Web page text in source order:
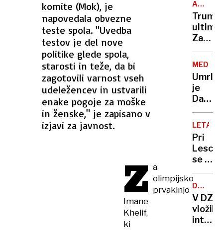
komite (Mok), je
napovedala obvezne
teste spola. "Uvedba
testov je del nove
politike glede spola,
starosti in teže, da bi
zagotovili varnost vseh
udeležencev in ustvarili
enake pogoje za moške
in ženske," je zapisano v
izjavi za javnost.
Z a
olimpijsko
prvakinjo
Imane
Khelif,
ki
dveh
tekem
APPLE
V
Za
toliko
se bi
lahko
iphone
MEDIJI
Umrl
je
Darko
ki je
bil
dolga
leta
glas
Večera
LETALO
Pri
Lescah
se je
ob
letalo
ZBOR
V DZ
vložili